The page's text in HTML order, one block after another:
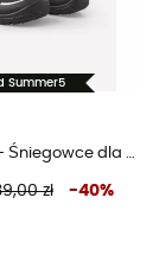
Summer5
Talvella Kids - Śniegowce dla dzieci
zł -40%